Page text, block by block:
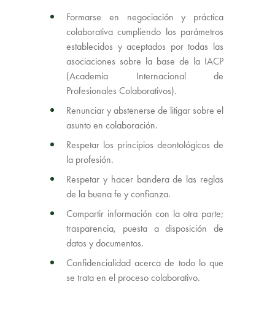
Formarse en negociación y práctica
colaborativa cumpliendo los parámetros
establecidos y aceptados por todas las
asociaciones sobre la base de la IACP
(Academia Internacional de
Profesionales Colaborativos).
Renunciar y abstenerse de litigar sobre el
asunto en colaboración.
Respetar los principios deontológicos de
la profesión.
Respetar y hacer bandera de las reglas
de la buena fe y confianza.
Compartir información con la otra parte;
trasparencia, puesta a disposición de
datos y documentos.
Confidencialidad acerca de todo lo que
se trata en el proceso colaborativo.